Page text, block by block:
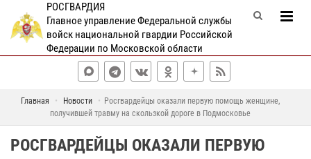
РОСГВАРДИЯ
Главное управление Федеральной службы
войск национальной гвардии Российской
Федерации по Московской области
Главная Новости
Росгвардейцы оказали первую помощь женщине,
получившей травму на скользкой дороге в Подмосковье
РОСГВАРДЕЙЦЫ ОКАЗАЛИ ПЕРВУЮ